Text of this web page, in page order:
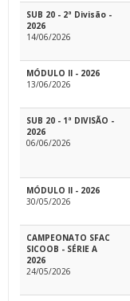
SUB 20 - 2ª Divisão -
2026
14/06/2026
MÓDULO II - 2026
13/06/2026
SUB 20 - 1ª DIVISÃO -
2026
06/06/2026
MÓDULO II - 2026
30/05/2026
CAMPEONATO SFAC
SICOOB - SÉRIE A
2026
24/05/2026